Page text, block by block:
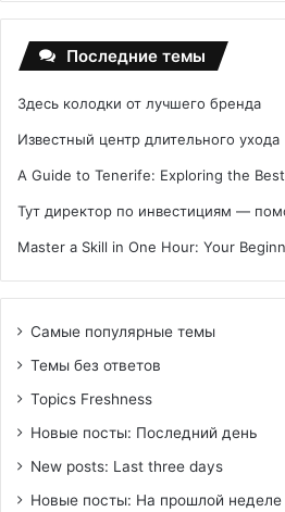
Последние темы
Здесь колодки от лучшего бренда
Известный центр длительного ухода
A Guide to Tenerife: Exploring the
Тут директор по инвестициям —
Master a Skill in One Hour: Your
Самые популярные темы
Темы без ответов
Topics Freshness
Новые посты: Последний день
New posts: Last three days
Новые посты: На прошлой неделе